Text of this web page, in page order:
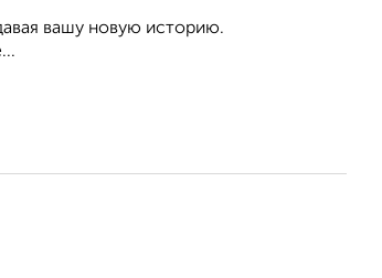
вашу новую историю.